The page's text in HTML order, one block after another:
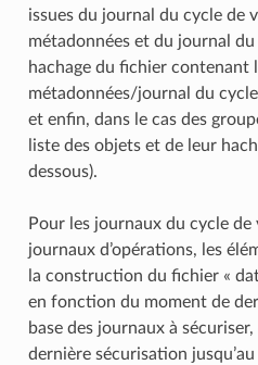
issues du journal du cycle de
métadonnées et du journal
hachage du fichier contenant
métadonnées/journal du
et enfin, dans le cas des
liste des objets et de leur
dessous).
Pour les journaux du cycle de
journaux d’opérations, les
la construction du fichier «
en fonction du moment de
base des journaux à
dernière sécurisation